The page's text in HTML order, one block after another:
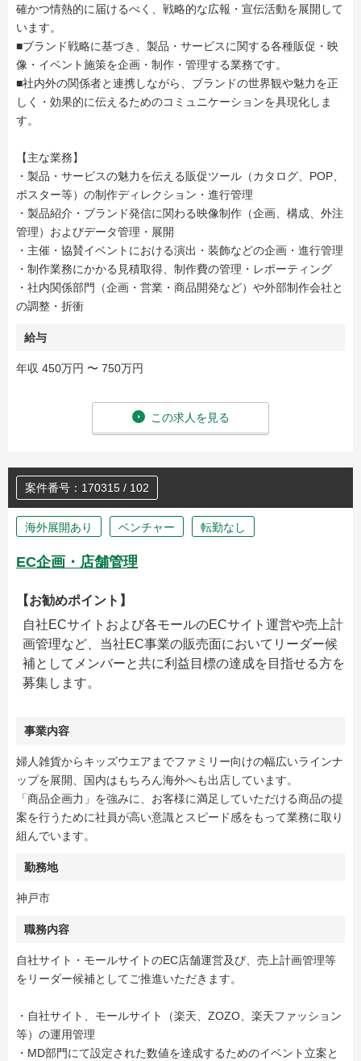
確かつ情熱的に届けるべく、戦略的な広報・宣伝活動を展開して
います。
■ブランド戦略に基づき、製品・サービスに関する各種販促・映
像・イベント施策を企画・制作・管理する業務です。
■社内外の関係者と連携しながら、ブランドの世界観や魅力を正
しく・効果的に伝えるためのコミュニケーションを具現化しま
す。
【主な業務】
・製品・サービスの魅力を伝える販促ツール（カタログ、POP、
ポスター等）の制作ディレクション・進行管理
・製品紹介・ブランド発信に関わる映像制作（企画、構成、外注
管理）およびデータ管理・展開
・主催・協賛イベントにおける演出・装飾などの企画・進行管理
・制作業務にかかる見積取得、制作費の管理・レポーティング
・社内関係部門（企画・営業・商品開発など）や外部制作会社と
の調整・折衝
給与
年収 450万円 〜 750万円
この求人を見る
案件番号：170315 / 102
海外展開あり ベンチャー 転勤なし
EC企画・店舗管理
【お勧めポイント】
自社ECサイトおよび各モールのECサイト運営や売上計
画管理など、当社EC事業の販売面においてリーダー候
補としてメンバーと共に利益目標の達成を目指せる方を
募集します。
事業内容
婦人雑貨からキッズウエアまでファミリー向けの幅広いラインナ
ップを展開、国内はもちろん海外へも出店しています。
「商品企画力」を強みに、お客様に満足していただける商品の提
案を行うために社員が高い意識とスピード感をもって業務に取り
組んでいます。
勤務地
神戸市
職務内容
自社サイト・モールサイトのEC店舗運営及び、売上計画管理等
をリーダー候補としてご推進いただきます。
・自社サイト、モールサイト（楽天、ZOZO、楽天ファッション
等）の運用管理
・MD部門にて設定された数値を達成するためのイベント立案と